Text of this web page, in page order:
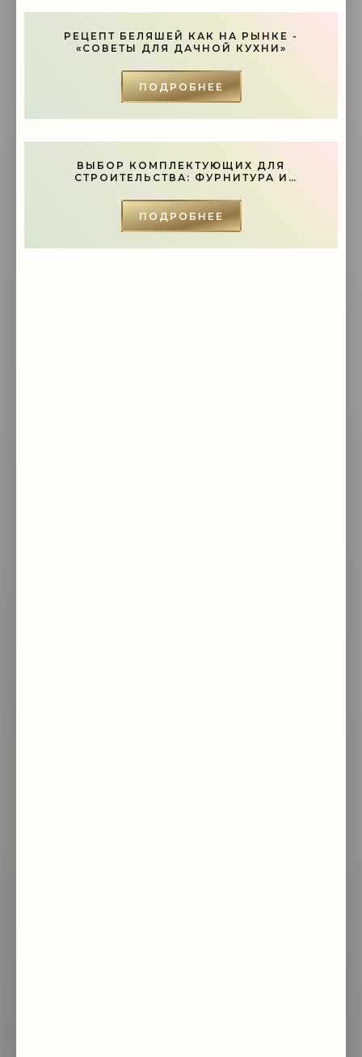
РЕЦЕПТ БЕЛЯШЕЙ КАК НА РЫНКЕ -
«СОВЕТЫ ДЛЯ ДАЧНОЙ КУХНИ»
ПОДРОБНЕЕ
ВЫБОР КОМПЛЕКТУЮЩИХ ДЛЯ
СТРОИТЕЛЬСТВА: ФУРНИТУРА И
ПОДРОБНЕЕ